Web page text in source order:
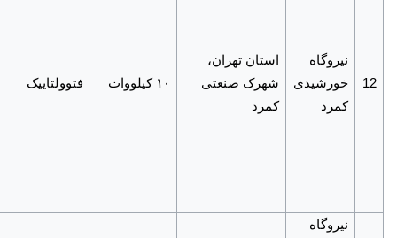
12
نیروگاه
خورشیدی
کمرد
استان تهران،
شهرک صنعتی
کمرد
۱۰ کیلووات فتوولتاییک
نیروگاه